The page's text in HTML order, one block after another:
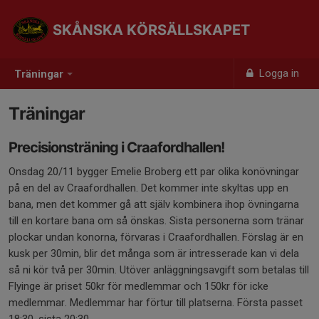
Träningar Logga in
SKÅNSKA KÖRSÄLLSKAPET
Träningar
Precisionsträning i Craafordhallen!
Onsdag 20/11 bygger Emelie Broberg ett par olika konövningar
på en del av Craafordhallen. Det kommer inte skyltas upp en
bana, men det kommer gå att själv kombinera ihop övningarna
till en kortare bana om så önskas. Sista personerna som tränar
plockar undan konorna, förvaras i Craafordhallen. Förslag är en
kusk per 30min, blir det många som är intresserade kan vi dela
så ni kör två per 30min. Utöver anläggningsavgift som betalas till
Flyinge är priset 50kr för medlemmar och 150kr för icke
medlemmar. Medlemmar har förtur till platserna. Första passet